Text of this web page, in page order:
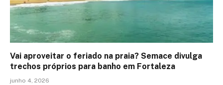
Vai aproveitar o feriado na praia? Semace divulga
trechos próprios para banho em Fortaleza
junho 4, 2026